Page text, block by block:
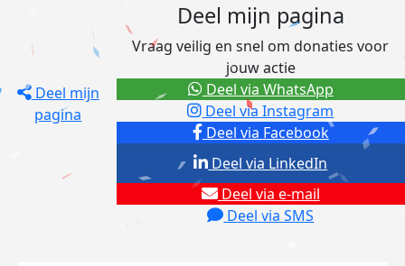
Deel mijn
pagina
Deel mijn pagina
Vraag veilig en snel om donaties voor
jouw actie
Deel via Facebook
Deel via Instagram
Deel via e-mail
Deel via SMS
Deel via LinkedIn
Deel via WhatsApp